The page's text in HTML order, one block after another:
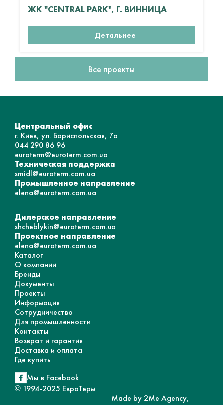
ЖК "CENTRAL PARK", Г. ВИННИЦА
Детальнее
Все проекты
Центральный офис
г. Киев, ул. Бориспольская, 7а
044 290 86 96
euroterm@euroterm.com.ua
Техническая поддержка
smidl@euroterm.com.ua
Промышленное направление
elena@euroterm.com.ua
Дилерское направление
shcheblykin@euroterm.com.ua
Проектное направление
elena@euroterm.com.ua
Каталог
О компании
Бренды
Документы
Проекты
Информация
Сотрудничество
Для промышленности
Контакты
Возврат и гарантия
Доставка и оплата
Где купить
Мы в Facebook
© 1994-2025 ЕвроТерм
Made by 2Me Agency,